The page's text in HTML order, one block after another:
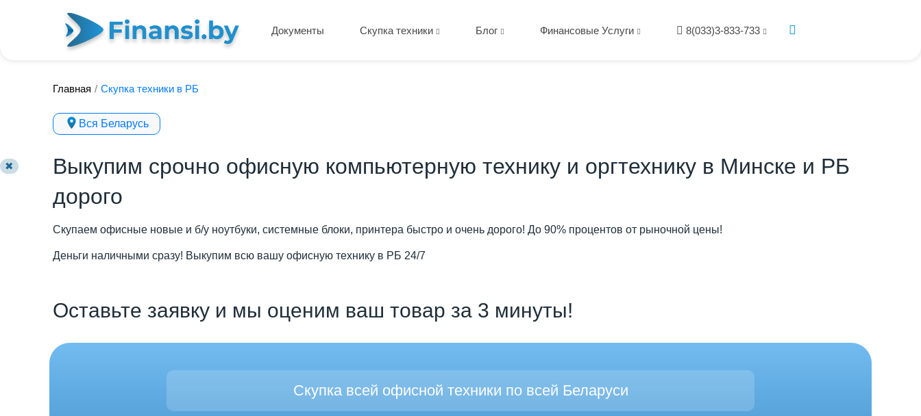
Документы Скупка техники Блог Финансовые Услуги 8(033)3-833-733
✖
Главная / Скупка техники в РБ
Вся Беларусь
Выкупим срочно офисную компьютерную технику и оргтехнику в Минске и РБ
дорого
Скупаем офисные новые и б/у ноутбуки, системные блоки, принтера быстро и очень дорого! До 90% процентов от рыночной цены!
Деньги наличными сразу! Выкупим всю вашу офисную технику в РБ 24/7
Оставьте заявку и мы оценим ваш товар за 3 минуты!
Скупка всей офисной техники по всей Беларуси